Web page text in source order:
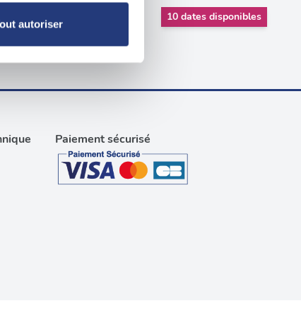
relatives aux médias
notre site avec nos
autoriser
10 dates disponibles
Paiement sécurisé